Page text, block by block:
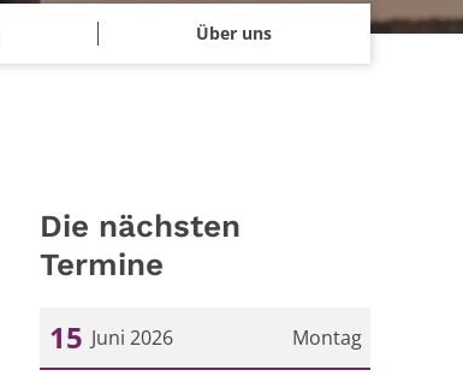
Über uns
Die nächsten
Termine
Montag
15 Juni 2026